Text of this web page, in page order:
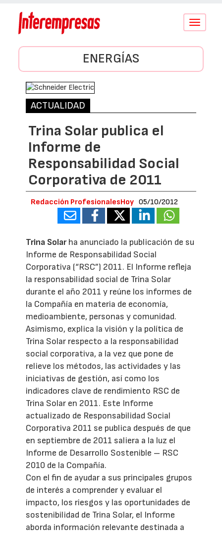
Conmutar
ENERGÍAS
ACTUALIDAD
Trina Solar publica el
Informe de
Responsabilidad Social
Corporativa de 2011
Redacción ProfesionalesHoy 05/10/2012
Trina Solarha anunciado la publicación de su
Informe de Responsabilidad Social
Corporativa (“RSC”) 2011. El Informe refleja
la responsabilidad social de Trina Solar
durante el año 2011 y reúne los informes de
la Compañía en materia de economía,
medioambiente, personas y comunidad.
Asimismo, explica la visión y la política de
Trina Solar respecto a la responsabilidad
social corporativa, a la vez que pone de
relieve los métodos, las actividades y las
iniciativas de gestión, así como los
indicadores clave de rendimiento RSC de
Trina Solar en 2011. Este Informe
actualizado de Responsabilidad Social
Corporativa 2011 se publica después de que
en septiembre de 2011 saliera a la luz el
Informe de Desarrollo Sostenible – RSC
2010 de la Compañía.
Con el fin de ayudar a sus principales grupos
de interés a comprender y evaluar el
impacto, los riesgos y las oportunidades de
sostenibilidad de Trina Solar, el Informe
aborda información relevante destinada a